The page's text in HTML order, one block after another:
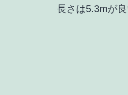
長さは5.3mが良